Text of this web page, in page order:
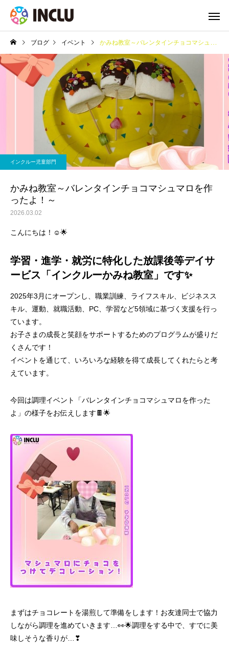
ブログ イベント かみね教室～バレンタインチョコマシュマロを作ったよ！～
インクルー児童部門
かみね教室～バレンタインチョコマシュマロを作
ったよ！～
2026.03.02
こんにちは！☺🌟
学習・進学・就労に特化した放課後等デイサ
ービス「インクルーかみね教室」です✨
2025年3月にオープンし、職業訓練、ライフスキル、ビジネスス
キル、運動、就職活動、PC、学習など5領域に基づく支援を行っ
ています。
お子さまの成長と笑顔をサポートするためのプログラムが盛りだ
くさんです！
イベントを通じて、いろいろな経験を得て成長してくれたらと考
えています。
今回は調理イベント「バレンタインチョコマシュマロを作った
よ」の様子をお伝えします🍫🌟
まずはチョコレートを湯煎して準備をします！お友達同士で協力
しながら調理を進めていきます…👀🌟調理をする中で、すでに美
味しそうな香りが…❣